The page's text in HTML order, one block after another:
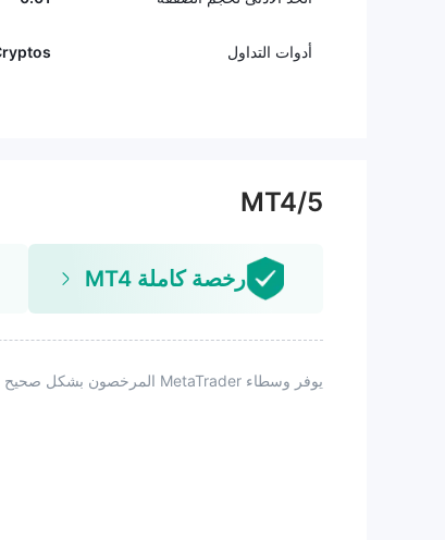
أدوات التداول
MT4/5
رخصة كاملة MT4
يوفر وسطاء MetaTrader المرخصون بشكل صحيح أنظمة قوية ودعمًا مستمرًا، مدعومين بعمليات ناضجة وتكنولوجيا متقدمة وضوابط مخاطر قوية.